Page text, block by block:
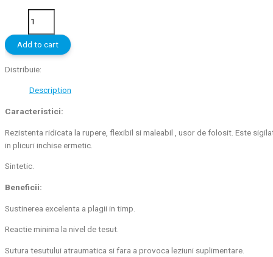
Nylon
Monofil
75cm
,3/8,16mm
quantity
Add to cart
Distribuie:
Description
Caracteristici:
Rezistenta ridicata la rupere, flexibil si maleabil , usor de folosit. Este
in plicuri inchise ermetic.
Sintetic.
Beneficii:
Sustinerea excelenta a plagii in timp.
Reactie minima la nivel de tesut.
Sutura tesutului atraumatica si fara a provoca leziuni suplimentare.